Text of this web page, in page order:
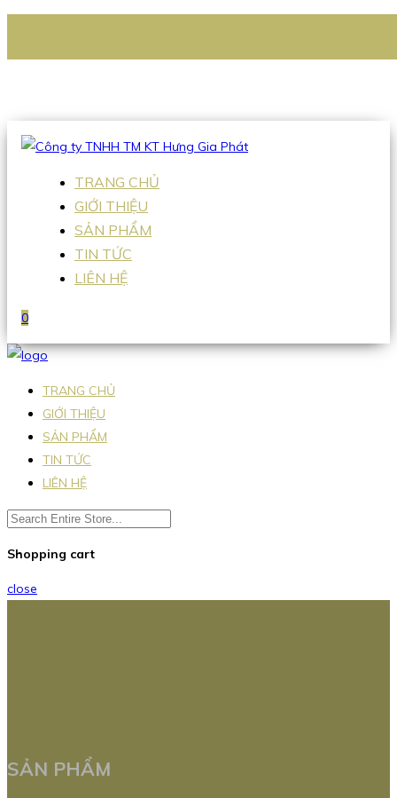
Hotline:0938 336 079
TRANG CHỦ
GIỚI THIỆU
SẢN PHẨM
TIN TỨC
LIÊN HỆ
0
TRANG CHỦ
GIỚI THIỆU
SẢN PHẨM
TIN TỨC
LIÊN HỆ
Shopping cart
close
SẢN PHẨM